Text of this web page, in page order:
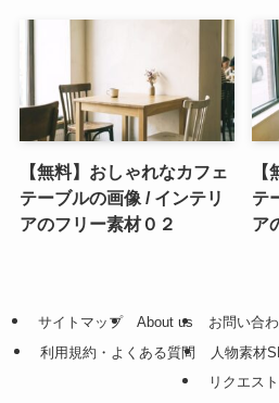
【無料】おしゃれなカフェ
テーブルの画像 / インテリ
アのフリー素材０２
テ
ア
サイトマップ About us お問い合
利用規約・よくある質問
人物素材
リクエスト